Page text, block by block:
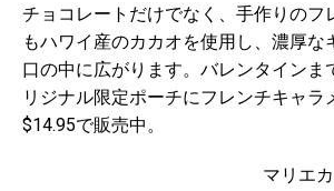
チョコレートだけでなく、手作りのフ
もハワイ産のカカオを使用し、濃厚な
口の中に広がります。バレンタインま
リジナル限定ポーチにフレンチキャラ
$14.95で販売中。
マリエ